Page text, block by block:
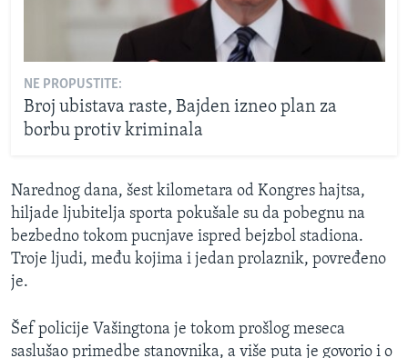
NE PROPUSTITE:
Broj ubistava raste, Bajden izneo plan za
borbu protiv kriminala
Narednog dana, šest kilometara od Kongres hajtsa,
hiljade ljubitelja sporta pokušale su da pobegnu na
bezbedno tokom pucnjave ispred bejzbol stadiona.
Troje ljudi, među kojima i jedan prolaznik, povređeno
je.
Šef policije Vašingtona je tokom prošlog meseca
saslušao primedbe stanovnika, a više puta je govorio i o